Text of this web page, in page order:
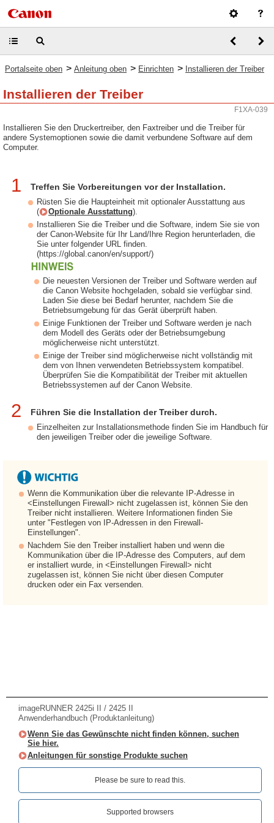
Portalseite oben > Anleitung oben > Einrichten > Installieren der Treiber
Installieren der Treiber
F1XA-039
Installieren Sie den Druckertreiber, den Faxtreiber und die Treiber für
andere Systemoptionen sowie die damit verbundene Software auf dem
Computer.
1 Treffen Sie Vorbereitungen vor der Installation.
Rüsten Sie die Haupteinheit mit optionaler Ausstattung aus
(
Optionale Ausstattung).
Installieren Sie die Treiber und die Software, indem Sie sie von
der Canon-Website für Ihr Land/Ihre Region herunterladen, die
Sie unter folgender URL finden.
(https://global.canon/en/support/)
Die neuesten Versionen der Treiber und Software werden auf
die Canon Website hochgeladen, sobald sie verfügbar sind.
Laden Sie diese bei Bedarf herunter, nachdem Sie die
Betriebsumgebung für das Gerät überprüft haben.
Einige Funktionen der Treiber und Software werden je nach
dem Modell des Geräts oder der Betriebsumgebung
möglicherweise nicht unterstützt.
Einige der Treiber sind möglicherweise nicht vollständig mit
dem von Ihnen verwendeten Betriebssystem kompatibel.
Überprüfen Sie die Kompatibilität der Treiber mit aktuellen
Betriebssystemen auf der Canon Website.
2 Führen Sie die Installation der Treiber durch.
Einzelheiten zur Installationsmethode finden Sie im Handbuch für
den jeweiligen Treiber oder die jeweilige Software.
Wenn die Kommunikation über die relevante IP-Adresse in
<Einstellungen Firewall> nicht zugelassen ist, können Sie den
Treiber nicht installieren. Weitere Informationen finden Sie
unter "Festlegen von IP-Adressen in den Firewall-
Einstellungen".
Nachdem Sie den Treiber installiert haben und wenn die
Kommunikation über die IP-Adresse des Computers, auf dem
er installiert wurde, in <Einstellungen Firewall> nicht
zugelassen ist, können Sie nicht über diesen Computer
drucken oder ein Fax versenden.
imageRUNNER 2425i II / 2425 II
Anwenderhandbuch (Produktanleitung)
Wenn Sie das Gewünschte nicht finden können, suchen
Sie hier.
Anleitungen für sonstige Produkte suchen
Please be sure to read this.‎
Supported browsers